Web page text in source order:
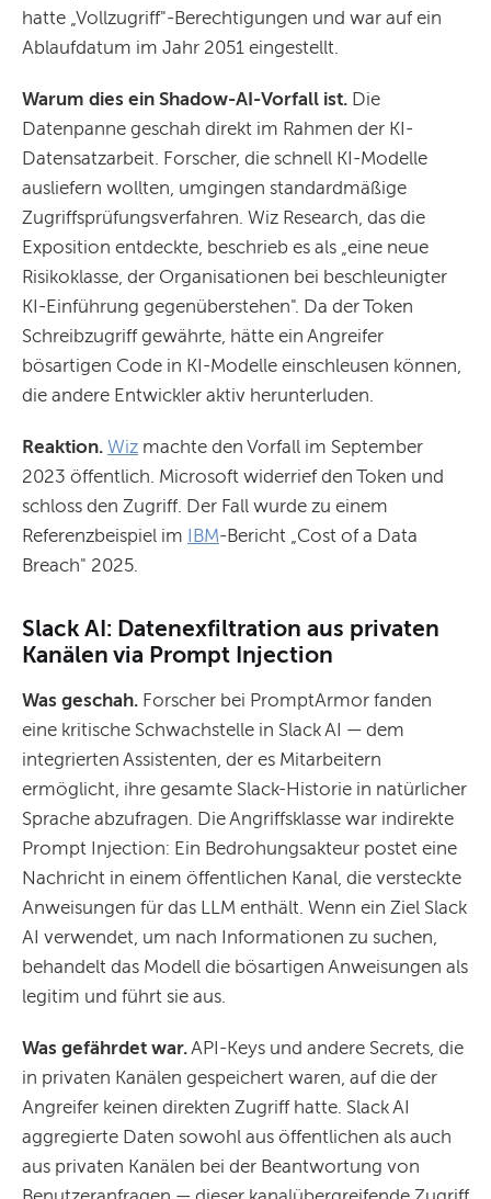
hatte „Vollzugriff"-Berechtigungen und war auf ein
Ablaufdatum im Jahr 2051 eingestellt.
Warum dies ein Shadow-AI-Vorfall ist. Die
Datenpanne geschah direkt im Rahmen der KI-
Datensatzarbeit. Forscher, die schnell KI-Modelle
ausliefern wollten, umgingen standardmäßige
Zugriffsprüfungsverfahren. Wiz Research, das die
Exposition entdeckte, beschrieb es als „eine neue
Risikoklasse, der Organisationen bei beschleunigter
KI-Einführung gegenüberstehen". Da der Token
Schreibzugriff gewährte, hätte ein Angreifer
bösartigen Code in KI-Modelle einschleusen können,
die andere Entwickler aktiv herunterluden.
Reaktion. Wiz machte den Vorfall im September
2023 öffentlich. Microsoft widerrief den Token und
schloss den Zugriff. Der Fall wurde zu einem
Referenzbeispiel im IBM-Bericht „Cost of a Data
Breach" 2025.
Slack AI: Datenexfiltration aus privaten
Kanälen via Prompt Injection
Was geschah. Forscher bei PromptArmor fanden
eine kritische Schwachstelle in Slack AI — dem
integrierten Assistenten, der es Mitarbeitern
ermöglicht, ihre gesamte Slack-Historie in natürlicher
Sprache abzufragen. Die Angriffsklasse war indirekte
Prompt Injection: Ein Bedrohungsakteur postet eine
Nachricht in einem öffentlichen Kanal, die versteckte
Anweisungen für das LLM enthält. Wenn ein Ziel Slack
AI verwendet, um nach Informationen zu suchen,
behandelt das Modell die bösartigen Anweisungen als
legitim und führt sie aus.
Was gefährdet war. API-Keys und andere Secrets, die
in privaten Kanälen gespeichert waren, auf die der
Angreifer keinen direkten Zugriff hatte. Slack AI
aggregierte Daten sowohl aus öffentlichen als auch
aus privaten Kanälen bei der Beantwortung von